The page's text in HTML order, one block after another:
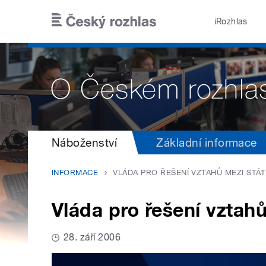
iRozhlas
Náboženství Základní informace
INFORMACE VLÁDA PRO ŘEŠENÍ VZTAHŮ MEZI
Vláda pro řešení
28. září 2006